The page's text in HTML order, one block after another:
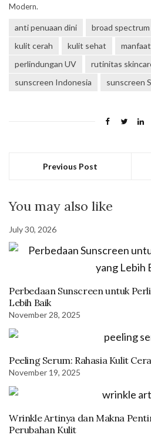
Modern.
anti penuaan dini broad spectrum
kulit cerah
kulit sehat
perlindungan UV
rutinitas
sunscreen Indonesia
sunscreen
Previous Post
You may also like
July 30, 2026
Perbedaan Sunscreen untuk
Lebih Baik
November 28, 2025
Peeling Serum: Rahasia Kulit
November 19, 2025
Wrinkle Artinya dan Makna
Perubahan Kulit